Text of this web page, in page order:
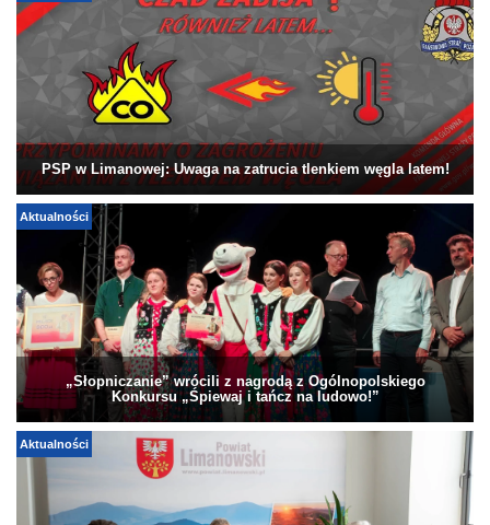
PSP w Limanowej: Uwaga na zatrucia tlenkiem węgla latem!
Aktualności
„Słopniczanie” wrócili z nagrodą z Ogólnopolskiego
Konkursu „Śpiewaj i tańcz na ludowo!”
Aktualności